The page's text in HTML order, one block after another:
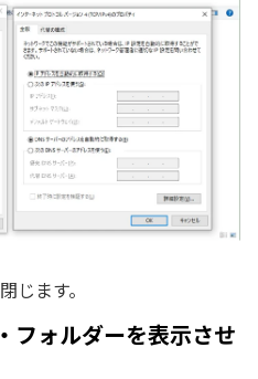
じます。
フォルダーを表示させ